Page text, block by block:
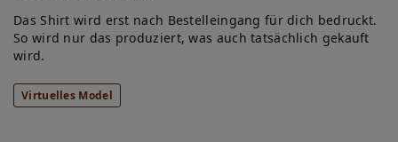
Das Shirt wird erst nach Bestelleingang für dich bedruckt.
So wird nur das produziert, was auch tatsächlich gekauft
wird.
Virtuelles Model